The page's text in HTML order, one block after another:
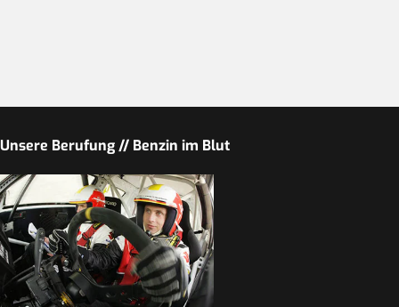
Unsere Berufung // Benzin im Blut